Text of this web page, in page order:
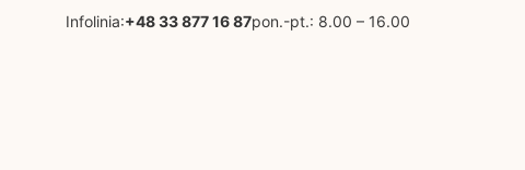
Infolinia:+48 33 877 16 87pon.-pt.: 8.00 – 16.00